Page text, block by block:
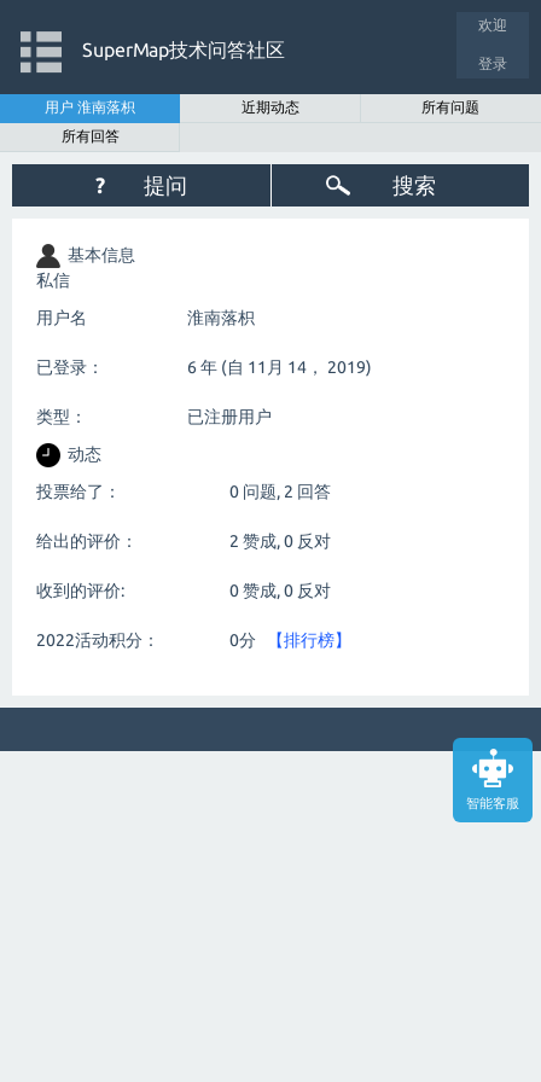
智能客服
欢迎
登录
SuperMap技术问答社区
用户 淮南落枳 近期动态
所有问题
所有回答
? 提问 搜索
基本信息
私信
用户名
淮南落枳
已登录： 6 年 (自 11月 14， 2019)
类型：
已注册用户
动态
投票给了：
0 问题, 2 回答
给出的评价： 2 赞成,0 反对
收到的评价: 0赞成,0 反对
2022活动积分： 0分 【排行榜】